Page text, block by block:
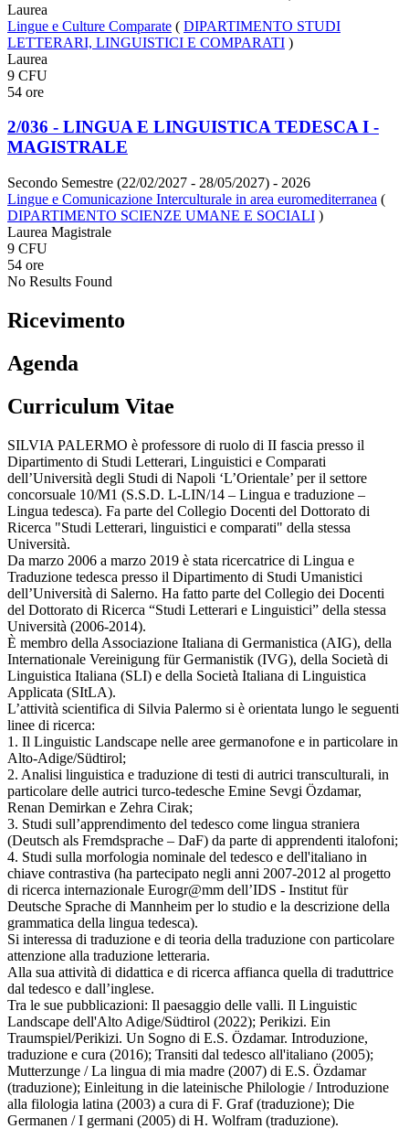
Laurea
Lingue e Culture Comparate ( DIPARTIMENTO STUDI
LETTERARI, LINGUISTICI E COMPARATI )
Laurea
9 CFU
54 ore
2/036 - LINGUA E LINGUISTICA TEDESCA I -
MAGISTRALE
Secondo Semestre (22/02/2027 - 28/05/2027) - 2026
Lingue e Comunicazione Interculturale in area euromediterranea (
DIPARTIMENTO SCIENZE UMANE E SOCIALI )
Laurea Magistrale
9 CFU
54 ore
No Results Found
Ricevimento
Agenda
Curriculum Vitae
SILVIA PALERMO è professore di ruolo di II fascia presso il
Dipartimento di Studi Letterari, Linguistici e Comparati
dell’Università degli Studi di Napoli ‘L’Orientale’ per il settore
concorsuale 10/M1 (S.S.D. L-LIN/14 – Lingua e traduzione –
Lingua tedesca). Fa parte del Collegio Docenti del Dottorato di
Ricerca "Studi Letterari, linguistici e comparati" della stessa
Università.
Da marzo 2006 a marzo 2019 è stata ricercatrice di Lingua e
Traduzione tedesca presso il Dipartimento di Studi Umanistici
dell’Università di Salerno. Ha fatto parte del Collegio dei Docenti
del Dottorato di Ricerca “Studi Letterari e Linguistici” della stessa
Università (2006-2014).
È membro della Associazione Italiana di Germanistica (AIG), della
Internationale Vereinigung für Germanistik (IVG), della Società di
Linguistica Italiana (SLI) e della Società Italiana di Linguistica
Applicata (SItLA).
L’attività scientifica di Silvia Palermo si è orientata lungo le seguenti
linee di ricerca:
1. Il Linguistic Landscape nelle aree germanofone e in particolare in
Alto-Adige/Südtirol;
2. Analisi linguistica e traduzione di testi di autrici transculturali, in
particolare delle autrici turco-tedesche Emine Sevgi Özdamar,
Renan Demirkan e Zehra Cirak;
3. Studi sull’apprendimento del tedesco come lingua straniera
(Deutsch als Fremdsprache – DaF) da parte di apprendenti italofoni;
4. Studi sulla morfologia nominale del tedesco e dell'italiano in
chiave contrastiva (ha partecipato negli anni 2007-2012 al progetto
di ricerca internazionale Eurogr@mm dell’IDS - Institut für
Deutsche Sprache di Mannheim per lo studio e la descrizione della
grammatica della lingua tedesca).
Si interessa di traduzione e di teoria della traduzione con particolare
attenzione alla traduzione letteraria.
Alla sua attività di didattica e di ricerca affianca quella di traduttrice
dal tedesco e dall’inglese.
Tra le sue pubblicazioni: Il paesaggio delle valli. Il Linguistic
Landscape dell'Alto Adige/Südtirol (2022); Perikizi. Ein
Traumspiel/Perikizi. Un Sogno di E.S. Özdamar. Introduzione,
traduzione e cura (2016); Transiti dal tedesco all'italiano (2005);
Mutterzunge / La lingua di mia madre (2007) di E.S. Özdamar
(traduzione); Einleitung in die lateinische Philologie / Introduzione
alla filologia latina (2003) a cura di F. Graf (traduzione); Die
Germanen / I germani (2005) di H. Wolfram (traduzione).